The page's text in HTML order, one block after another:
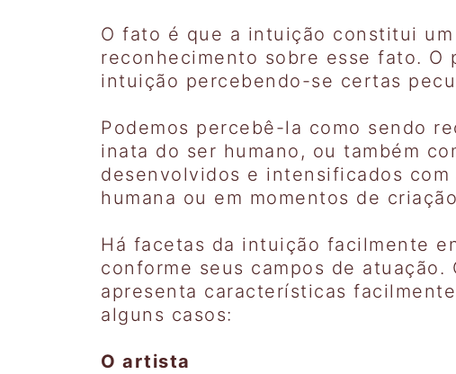
O fato é que a intuição constitui
reconhecimento sobre esse fato. O
intuição percebendo-se certas
Podemos percebê-la como sendo
inata do ser humano, ou também
desenvolvidos e intensificados
humana ou em momentos de
Há facetas da intuição facilmente
conforme seus campos de
apresenta características
alguns casos:
O artista